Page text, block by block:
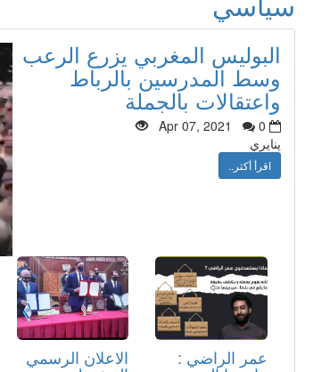
البوليس المغربي يزرع الرعب
وسط المدرسين بالرباط
واعتقالات بالجملة
Apr 07, 2021
0
ينايري
اقرأ أكثر..
الاعلان الرسمي عمر الراضي :